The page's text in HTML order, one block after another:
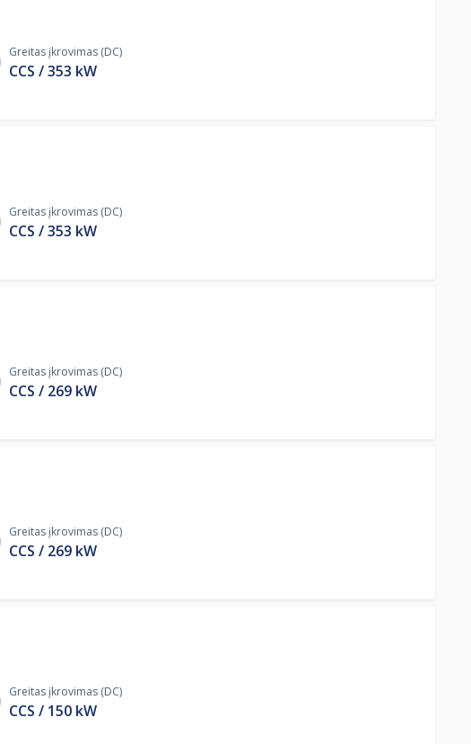
Greitas įkrovimas (DC)
CCS 353 kW
Greitas įkrovimas (DC)
CCS 353 kW
Greitas įkrovimas (DC)
CCS 269 kW
Greitas įkrovimas (DC)
CCS 269 kW
Greitas įkrovimas (DC)
CCS 150 kW